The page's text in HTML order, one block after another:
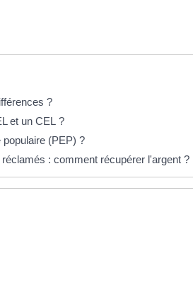
?
et un CEL ?
populaire (PEP) ?
: comment récupérer l'argent ?